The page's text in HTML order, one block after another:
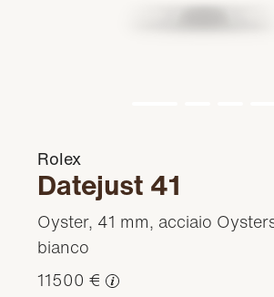
Rolex
Datejust 41
Oyster, 41 mm, acciaio
bianco
11500 €